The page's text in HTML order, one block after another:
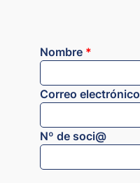
Nombre *
Correo electrónico
Nº de soci@